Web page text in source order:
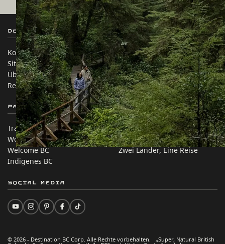
Destination BC
Kontakt
Sitemap
Über uns
Rechtliches & Richtlinien
Unsere Websites
Reisebranche
Medien
Unternehmen
简体中文 – China
Partnerseiten
Trade & Invest BC
Work BC
Welcome BC
Indigenes BC
Auf dieser Website
Reisevorschläge
Praktische Tipps
Zwei Länder, Eine Reise
© 2026 - Destination BC Corp. Alle Rechte vorbehalten. „Super, Natural British
Social Media